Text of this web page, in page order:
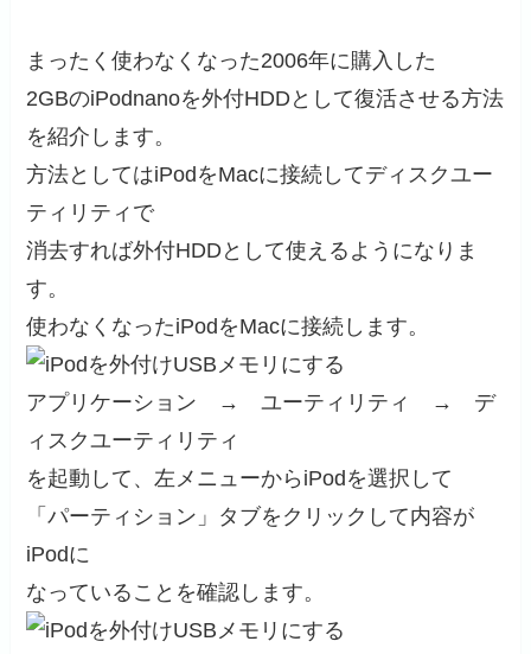
まったく使わなくなった2006年に購入した
2GBのiPodnanoを外付HDDとして復活させる方法
を紹介します。
方法としてはiPodをMacに接続してディスクユー
ティリティで
消去すれば外付HDDとして使えるようになりま
す。
使わなくなったiPodをMacに接続します。
アプリケーション → ユーティリティ → デ
ィスクユーティリティ
を起動して、左メニューからiPodを選択して
「パーティション」タブをクリックして内容が
iPodに
なっていることを確認します。